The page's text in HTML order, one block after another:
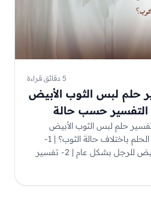
5 دقائق قراءة
حلم لبس الثوب الأبيض
حسب حالة
حول تفسير حلم لبس الثوب الأبيض
للرجل وهل يختلف تفسير الحلم باختلاف حالة الثوب؟ | 1-
تفسير حلم لبس الثوب الأبيض للرجل بشكل عام | 2- تفسير